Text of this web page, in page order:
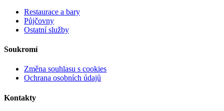
Restaurace a bary
Půjčovny
Ostatní služby
Soukromí
Změna souhlasu s cookies
Ochrana osobních údajů
Kontakty